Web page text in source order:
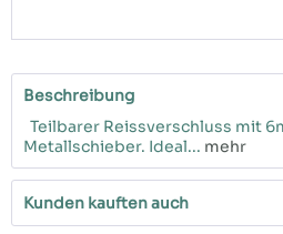
Beschreibung
Teilbarer Reissverschluss mit
Metallschieber. Ideal... mehr
Kunden kauften auch